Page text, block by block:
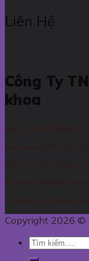
Liên Hệ
Công Ty
khoa
Copyright 2026 ©